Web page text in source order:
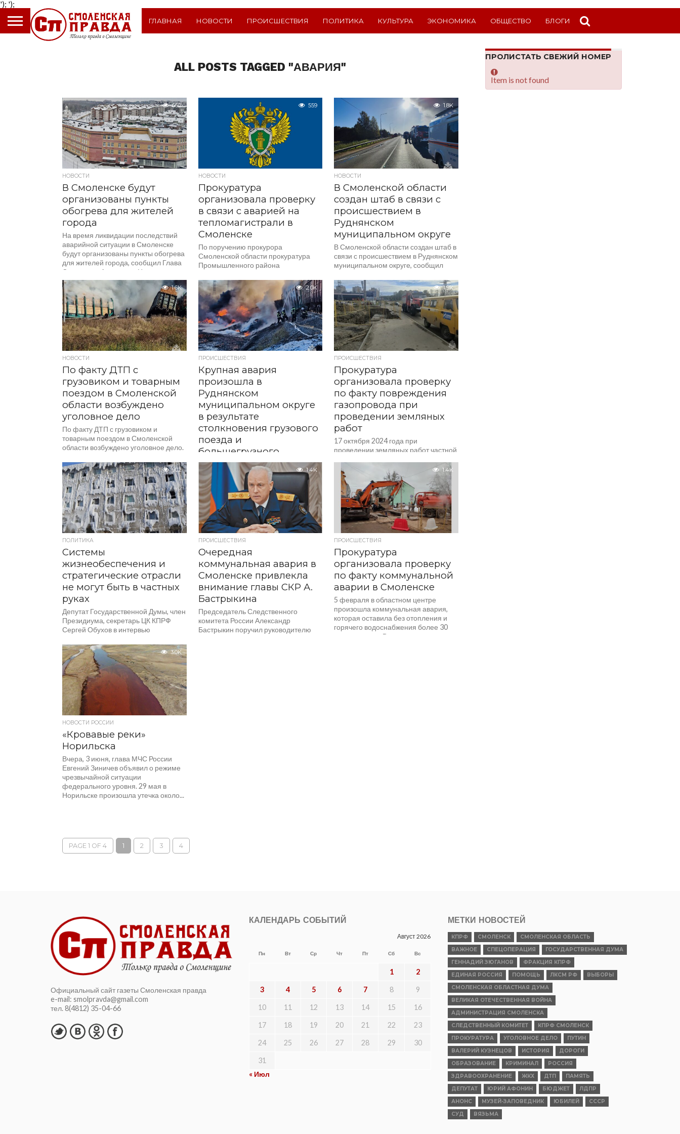
');
ГЛАВНАЯ НОВОСТИ ПРОИСШЕСТВИЯ ПОЛИТИКА КУЛЬТУРА ЭКОНОМИКА ОБЩЕСТВО БЛОГИ
ALL POSTS TAGGED "АВАРИЯ"
652
НОВОСТИ
В Смоленске будут
организованы пункты
обогрева для жителей
города
На время ликвидации последствий
аварийной ситуации в Смоленске
будут организованы пункты обогрева
для жителей города, сообщил Глава
Смоленска Александр Новиков.
Соответствующее поручение...
559
НОВОСТИ
Прокуратура
организовала проверку
в связи с аварией на
тепломагистрали в
Смоленске
По поручению прокурора
Смоленской области прокуратура
Промышленного района
проверку в связи с аварией на
тепломагистрали в районе
пересечения улиц Бабушкина,...
1.8K
НОВОСТИ
В Смоленской области
создан штаб в связи с
происшествием в
Руднянском
муниципальном округе
В Смоленской области создан штаб в
связи с происшествием в Руднянском
муниципальном округе, сообщил
предварительной информации,
сегодня в...
1.6K
НОВОСТИ
По факту ДТП с
грузовиком и товарным
поездом в Смоленской
области возбуждено
уголовное дело
По факту ДТП с грузовиком и
товарным поездом в Смоленской
области возбуждено уголовное дело.
Западного межрегионального
следственного управления...
2.0K
ПРОИСШЕСТВИЯ
Крупная авария
произошла в
Руднянском
муниципальном округе
в результате
столкновения грузового
поезда и
большегрузного
автомобиля
Пожарно-спасательные
подразделения работают на
железнодорожном переезде в
районе станции Рыжиково
Руднянского округа. По
предварительной информации
около 8 часов утра произошло
столкновение грузового...
1.9K
ПРОИСШЕСТВИЯ
Прокуратура
организовала проверку
по факту повреждения
газопровода при
проведении земляных
работ
17 октября 2024 года при
проведении земляных работ частной
газопровод низкого давления, в
результате чего произошло
аварийное отключение
газоснабжения...
902
ПОЛИТИКА
Системы
жизнеобеспечения и
стратегические отрасли
не могут быть в частных
руках
Депутат Государственной Думы, член
Президиума, секретарь ЦК КПРФ
Сергей Обухов в интервью
на актуальные вопросы
внутриполитической повестки, в...
1.4K
ПРОИСШЕСТВИЯ
Очередная
коммунальная авария в
Смоленске привлекла
внимание главы СКР А.
Бастрыкина
Председатель Следственного
комитета России Александр
Бастрыкин поручил руководителю
1.4K
ПРОИСШЕСТВИЯ
Прокуратура
организовала проверку
по факту коммунальной
аварии в Смоленске
5 февраля в областном центре
произошла коммунальная авария,
которая оставила без отопления и
горячего водоснабжения более 30
тысяч смолян. В зоне отключения...
3.0K
НОВОСТИ РОССИИ
«Кровавые реки»
Норильска
Вчера, 3 июня, глава МЧС России
Евгений Зиничев объявил о режиме
чрезвычайной ситуации
федерального уровня. 29 мая в
Норильске произошла утечка около...
PAGE 1 OF 4 1 2 3 4
ПРОЛИСТАТЬ СВЕЖИЙ НОМЕР
Item is not found
Официальный сайт газеты Смоленская правда
e-mail: smolpravda@gmail.com
тел. 8(4812) 35-04-66
КАЛЕНДАРЬ СОБЫТИЙ
Август 2026
Пн Вт Ср Чт Пт Сб Вс
1 2
3 4 5 6 7 8 9
10 11 12 13 14 15 16
17 18 19 20 21 22 23
24 25 26 27 28 29 30
31
« Июл
МЕТКИ НОВОСТЕЙ
КПРФ СМОЛЕНСК
СМОЛЕНСКАЯ ОБЛАСТЬ
ВАЖНОЕ
СПЕЦОПЕРАЦИЯ
ГОСУДАРСТВЕННАЯ ДУМА
ГЕННАДИЙ ЗЮГАНОВ
ФРАКЦИЯ КПРФ
ЕДИНАЯ РОССИЯ
ПОМОЩЬ ЛКСМ РФ
ВЫБОРЫ
СМОЛЕНСКАЯ ОБЛАСТНАЯ ДУМА
ВЕЛИКАЯ ОТЕЧЕСТВЕННАЯ ВОЙНА
АДМИНИСТРАЦИЯ СМОЛЕНСКА
СЛЕДСТВЕННЫЙ КОМИТЕТ
КПРФ СМОЛЕНСК
ПРОКУРАТУРА
УГОЛОВНОЕ ДЕЛО
ПУТИН
ВАЛЕРИЙ КУЗНЕЦОВ
ИСТОРИЯ
ДОРОГИ
ОБРАЗОВАНИЕ
КРИМИНАЛ
РОССИЯ
ЗДРАВООХРАНЕНИЕ
ЖКХ ДТП
ПАМЯТЬ
ДЕПУТАТ
ЮРИЙ АФОНИН БЮДЖЕТ
ЛДПР
АНОНС
МУЗЕЙ-ЗАПОВЕДНИК ЮБИЛЕЙ
СССР
СУД
ВЯЗЬМА
');